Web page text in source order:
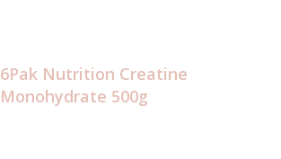
6Pak Nutrition Creatine
Monohydrate 500g